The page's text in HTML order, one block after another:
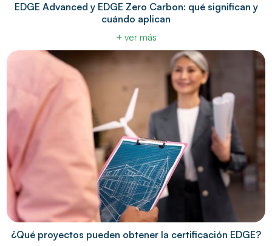
EDGE Advanced y EDGE Zero Carbon: qué significan y
cuándo aplican
+ ver más
¿Qué proyectos pueden obtener la certificación EDGE?